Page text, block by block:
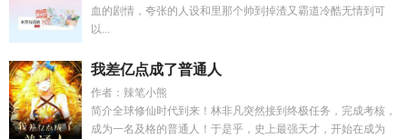
血的剧情，夸张的人设和里那个帅到掉渣又霸道冷酷无情到可
以...
我差亿点成了普通人
作者：辣笔小熊
简介全球修仙时代到来！林非凡突然接到终极任务，完成考核，
成为一名及格的普通人！于是乎，史上最强天才，开始在成为